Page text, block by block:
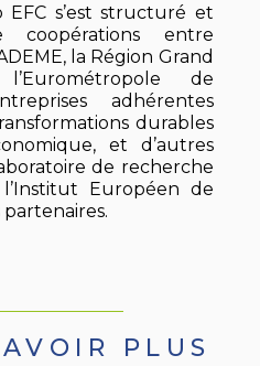
EFC s’est structuré et
entre
la Région Grand
de
adhérentes
durables
et d’autres
de recherche
l’Institut Européen de
partenaires.
PLUS